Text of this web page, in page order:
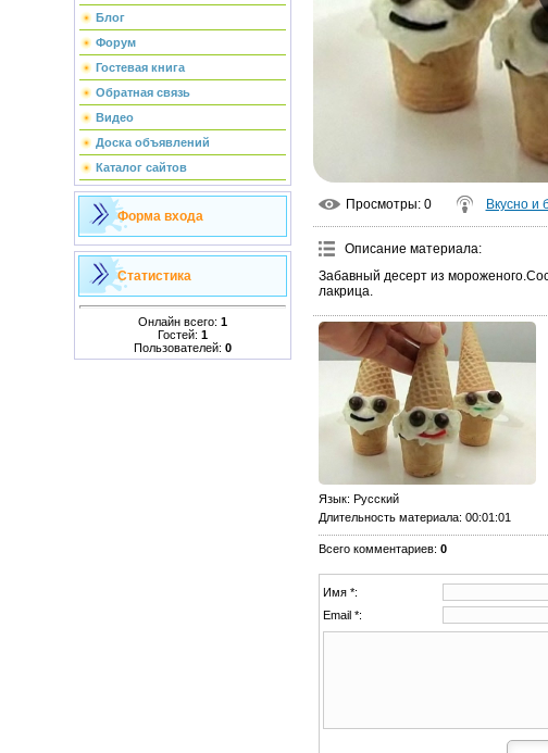
Блог
Форум
Гостевая книга
Обратная связь
Видео
Доска объявлений
Каталог сайтов
Форма входа
Статистика
Онлайн всего: 1
Гостей: 1
Пользователей: 0
Просмотры: 0 Вкусно и
Описание материала:
Забавный десерт из
лакрица.
Язык: Русский
Длительность материала: 00:01:01
Всего комментариев: 0
Имя *:
Email *: